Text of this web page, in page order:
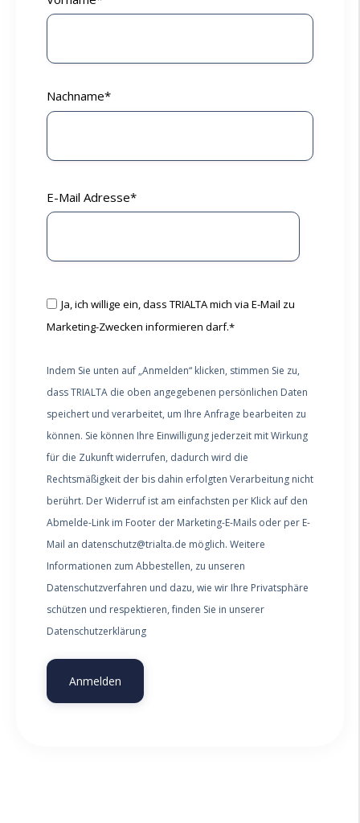
Nachname*
E-Mail Adresse*
Ja, ich willige ein, dass TRIALTA mich via E-Mail zu
Marketing-Zwecken informieren darf.*
Indem Sie unten auf „Anmelden“ klicken, stimmen Sie zu,
dass TRIALTA die oben angegebenen persönlichen Daten
speichert und verarbeitet, um Ihre Anfrage bearbeiten zu
können. Sie können Ihre Einwilligung jederzeit mit Wirkung
für die Zukunft widerrufen, dadurch wird die
Rechtsmäßigkeit der bis dahin erfolgten Verarbeitung nicht
berührt. Der Widerruf ist am einfachsten per Klick auf den
Abmelde-Link im Footer der Marketing-E-Mails oder per E-
Mail an datenschutz@trialta.de möglich. Weitere
Informationen zum Abbestellen, zu unseren
Datenschutzverfahren und dazu, wie wir Ihre Privatsphäre
schützen und respektieren, finden Sie in unserer
Datenschutzerklärung